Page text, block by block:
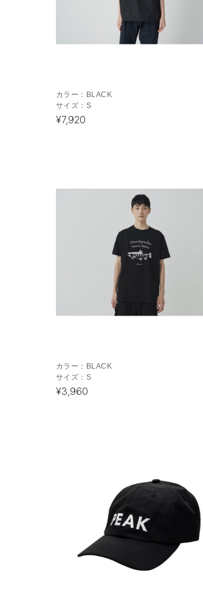
カラー： BLACK
サイズ： S
¥7,920
カラー： BLACK
サイズ： S
¥3,960